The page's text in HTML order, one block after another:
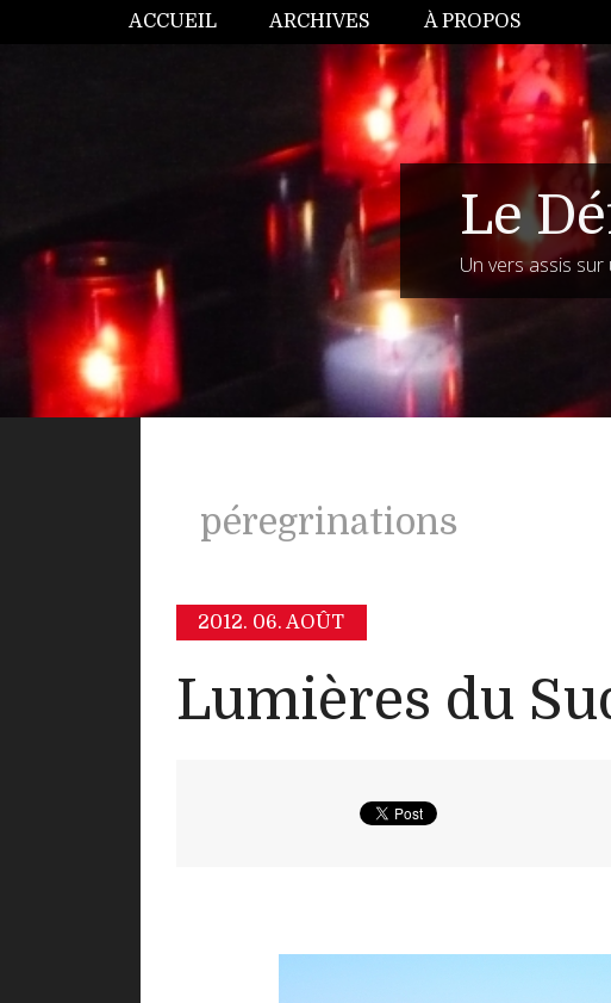
ACCUEIL ARCHIVES À PROPOS
Le
Un vers assis
péregrinations
2012. 06. AOÛT
Lumières du